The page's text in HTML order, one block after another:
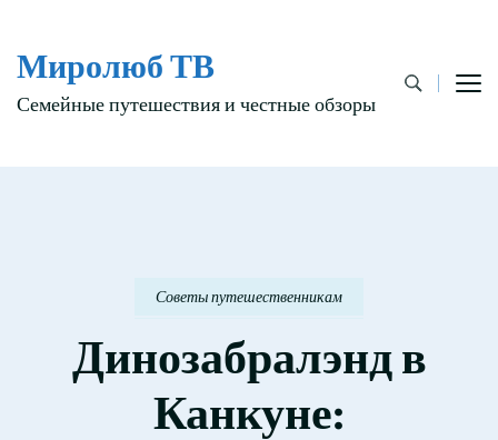
Миролюб ТВ
Семейные путешествия и честные обзоры
Советы путешественникам
Динозабралэнд в
Канкуне: